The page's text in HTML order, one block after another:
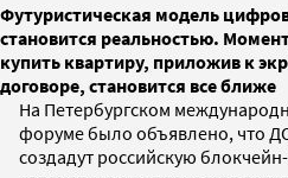
Футуристическая модель
становится реальностью.
купить квартиру, приложив к
договоре, становится все ближе
На Петербургском
форуме было объявлено, что
создадут российскую